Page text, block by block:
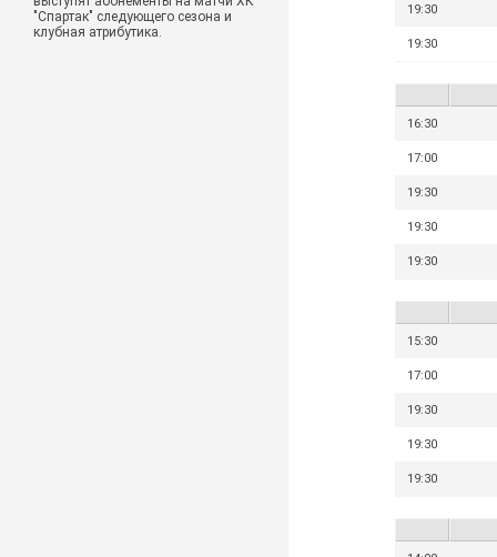
"Спартак" следующего сезона и
клубная атрибутика.
19:30
19:30
16:30
17:00
19:30
19:30
19:30
15:30
17:00
19:30
19:30
19:30